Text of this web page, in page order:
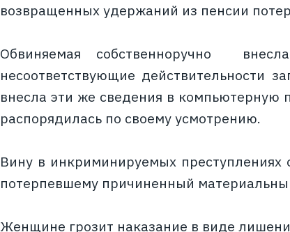
возвращенных удержаний из пенсии
Обвиняемая собственноручно
несоответствующие действительности
внесла эти же сведения в
распорядилась по своему усмотрению.
Вину в инкриминируемых
потерпевшему причиненный
Женщине грозит наказание в виде